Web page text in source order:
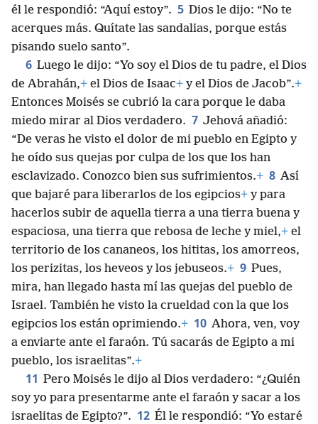
él le respondió: “Aquí estoy”. 5 Dios le dijo: “No te
acerques más. Quítate las sandalias, porque estás
pisando suelo santo”.
6 Luego le dijo: “Yo soy el Dios de tu padre, el Dios
de Abrahán,+ el Dios de Isaac+ y el Dios de Jacob”.+
Entonces Moisés se cubrió la cara porque le daba
miedo mirar al Dios verdadero. 7 Jehová añadió:
“De veras he visto el dolor de mi pueblo en Egipto y
he oído sus quejas por culpa de los que los han
esclavizado. Conozco bien sus sufrimientos.+ 8 Así
que bajaré para liberarlos de los egipcios+ y para
hacerlos subir de aquella tierra a una tierra buena y
espaciosa, una tierra que rebosa de leche y miel,+ el
territorio de los cananeos, los hititas, los amorreos,
los perizitas, los heveos y los jebuseos.+ 9 Pues,
mira, han llegado hasta mí las quejas del pueblo de
Israel. También he visto la crueldad con la que los
egipcios los están oprimiendo.+ 10 Ahora, ven, voy
a enviarte ante el faraón. Tú sacarás de Egipto a mi
pueblo, los israelitas”.+
11 Pero Moisés le dijo al Dios verdadero: “¿Quién
soy yo para presentarme ante el faraón y sacar a los
israelitas de Egipto?”. 12 Él le respondió: “Yo estaré